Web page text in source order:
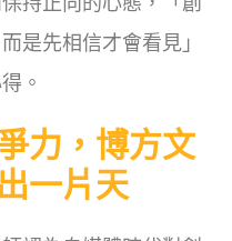
是先相信才會看見」
。
力，博方文
一片天